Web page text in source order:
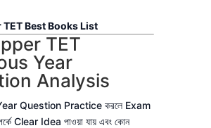
TET Best Books List
TET
Year
Analysis
Question Practice করলে Exam
Clear Idea পাওয়া যায় এবং কোন